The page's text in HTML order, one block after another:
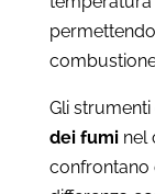
Gli
dei fuminel
confrontano